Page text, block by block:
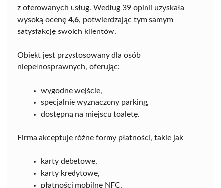
z oferowanych usług. Według 39 opinii uzyskała
wysoką ocenę 4,6, potwierdzając tym samym
satysfakcję swoich klientów.
Obiekt jest przystosowany dla osób
niepełnosprawnych, oferując:
wygodne wejście,
specjalnie wyznaczony parking,
dostępną na miejscu toaletę.
Firma akceptuje różne formy płatności, takie jak:
karty debetowe,
karty kredytowe,
płatności mobilne NFC.